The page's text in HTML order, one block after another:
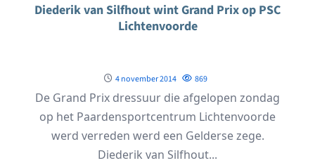
Diederik van Silfhout wint Grand Prix op PSC
Lichtenvoorde
4 november 2014 869
De Grand Prix dressuur die afgelopen zondag
op het Paardensportcentrum Lichtenvoorde
werd verreden werd een Gelderse zege.
Diederik van Silfhout...